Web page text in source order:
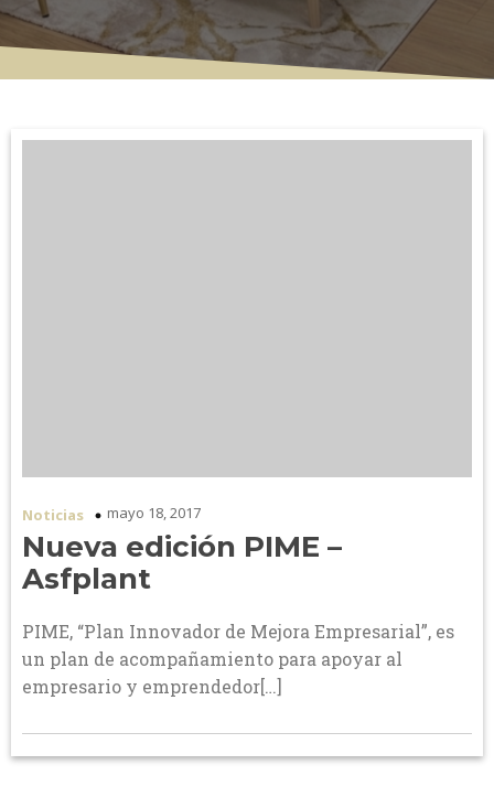
Noticias mayo 18, 2017
Nueva edición PIME –
Asfplant
PIME, “Plan Innovador de Mejora Empresarial”, es
un plan de acompañamiento para apoyar al
empresario y emprendedor[…]